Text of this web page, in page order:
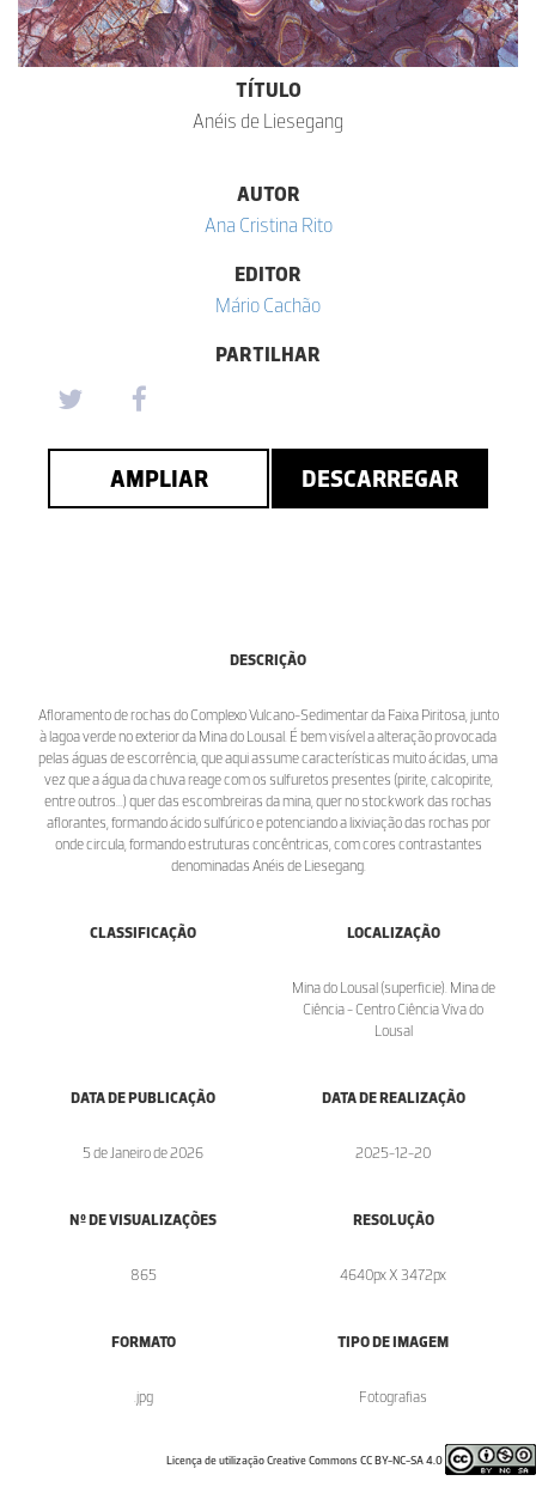
TÍTULO
Anéis de Liesegang
AUTOR
Ana Cristina Rito
EDITOR
Mário Cachão
PARTILHAR
AMPLIAR DESCARREGAR
DESCRIÇÃO
Afloramento de rochas do Complexo Vulcano-Sedimentar da Faixa Piritosa, junto
à lagoa verde no exterior da Mina do Lousal. É bem visível a alteração provocada
pelas águas de escorrência, que aqui assume características muito ácidas, uma
vez que a água da chuva reage com os sulfuretos presentes (pirite, calcopirite,
entre outros...) quer das escombreiras da mina, quer no stockwork das rochas
aflorantes, formando ácido sulfúrico e potenciando a lixiviação das rochas por
onde circula, formando estruturas concêntricas, com cores contrastantes
denominadas Anéis de Liesegang.
CLASSIFICAÇÃO LOCALIZAÇÃO
Mina do Lousal (superficie). Mina de
Ciência - Centro Ciência Viva do
Lousal
DATA DE PUBLICAÇÃO
5 de Janeiro de 2026
DATA DE REALIZAÇÃO
2025-12-20
Nº DE VISUALIZAÇÕES
865
RESOLUÇÃO
4640px X 3472px
FORMATO
.jpg
TIPO DE IMAGEM
Fotografias
Licença de utilização Creative Commons CC BY-NC-SA 4.0